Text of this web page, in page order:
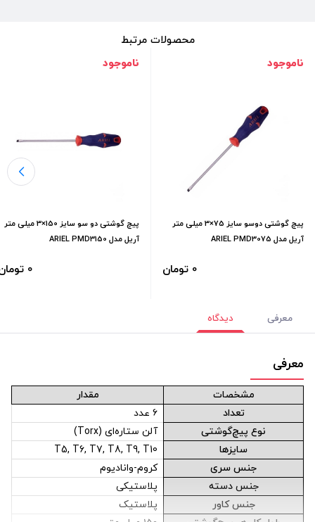
محصولات مرتبط
ناموجود
پیچ گوشتی دوسو سایز 75×3 میلی متر
آریل مدل ARIEL PMD3075
0 تومان
ناموجود
پیچ گوشتی دو سو سایز 150×3 میلی متر
آریل مدل ARIEL PMD3150
0 تومان
معرفی دیدگاه
معرفی
مشخصات
مقدار
تعداد
۶ عدد
نوع پیچ‌گوشتی
آلن ستاره‌ای (Torx)
سایزها
T5, T6, T7, T8, T9, T10
جنس سری
کروم-وانادیوم
جنس دسته
پلاستیکی
جنس کاور
پلاستیک